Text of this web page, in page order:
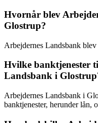
Hvornår blev
Glostrup?
Arbejdernes Landsbank
Hvilke banktjenester
Landsbank i
Arbejdernes Landsbank i
banktjenester, herunder lån,